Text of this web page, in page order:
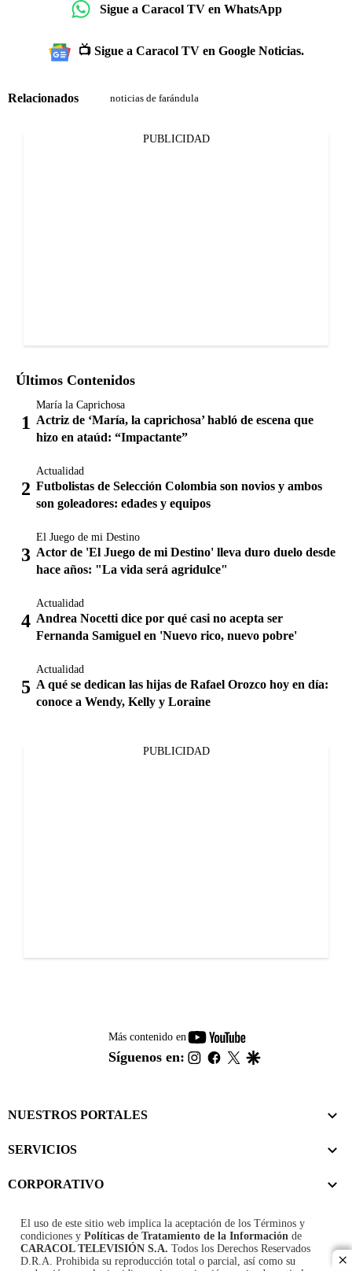
Sigue a Caracol TV en WhatsApp
📺 Sigue a Caracol TV en Google Noticias.
Relacionados noticias de farándula
PUBLICIDAD
Últimos Contenidos
María la Caprichosa
Actriz de ‘María, la caprichosa’ habló de escena que
hizo en ataúd: “Impactante”
Actualidad
Futbolistas de Selección Colombia son novios y ambos
son goleadores: edades y equipos
El Juego de mi Destino
Actor de 'El Juego de mi Destino' lleva duro duelo desde
hace años: "La vida será agridulce"
Actualidad
Andrea Nocetti dice por qué casi no acepta ser
Fernanda Samiguel en 'Nuevo rico, nuevo pobre'
Actualidad
A qué se dedican las hijas de Rafael Orozco hoy en día:
conoce a Wendy, Kelly y Loraine
PUBLICIDAD
Más contenido en
youtube-
footer
Síguenos en: instagram
facebook
twitter
NUESTROS PORTALES
SERVICIOS
CORPORATIVO
El uso de este sitio web implica la aceptación de los Términos y
condiciones y Políticas de Tratamiento de la Información de
CARACOL TELEVISIÓN S.A. Todos los Derechos Reservados
D.R.A. Prohibida su reproducción total o parcial, así como su